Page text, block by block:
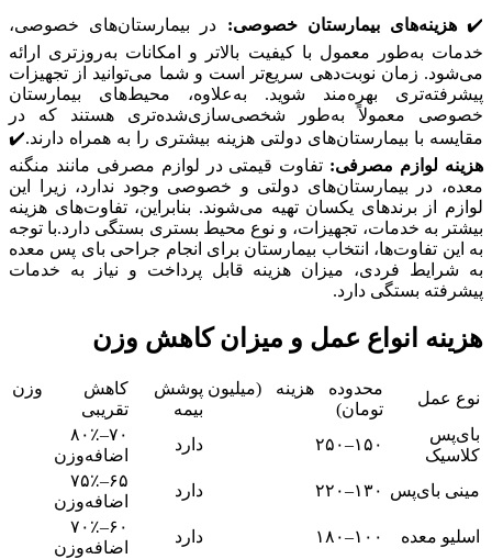
✔️هزینه‌های بیمارستان خصوصی: در بیمارستان‌های خصوصی،
خدمات به‌طور معمول با کیفیت بالاتر و امکانات به‌روزتری ارائه
می‌شود. زمان نوبت‌دهی سریع‌تر است و شما می‌توانید از تجهیزات
پیشرفته‌تری بهره‌مند شوید. به‌علاوه، محیط‌های بیمارستان
خصوصی معمولاً به‌طور شخصی‌سازی‌شده‌تری هستند که در
مقایسه با بیمارستان‌های دولتی هزینه بیشتری را به همراه دارند.✔️
هزینه لوازم مصرفی: تفاوت قیمتی در لوازم مصرفی مانند منگنه
معده، در بیمارستان‌های دولتی و خصوصی وجود ندارد، زیرا این
لوازم از برندهای یکسان تهیه می‌شوند. بنابراین، تفاوت‌های هزینه
بیشتر به خدمات، تجهیزات، و نوع محیط بستری بستگی دارد.با توجه
به این تفاوت‌ها، انتخاب بیمارستان برای انجام جراحی بای پس معده
به شرایط فردی، میزان هزینه قابل پرداخت و نیاز به خدمات
پیشرفته بستگی دارد.
هزینه انواع عمل و میزان کاهش وزن
نوع عمل
محدوده هزینه (میلیون
تومان)
پوشش
بیمه
کاهش وزن
تقریبی
بای‌پس
کلاسیک
۱۵۰–۲۵۰ دارد
۷۰–۸۰٪
اضافه‌وزن
مینی بای‌پس ۱۳۰–۲۲۰ دارد
۶۵–۷۵٪
اضافه‌وزن
اسلیو معده
۱۰۰–۱۸۰ دارد
۶۰–۷۰٪
اضافه‌وزن